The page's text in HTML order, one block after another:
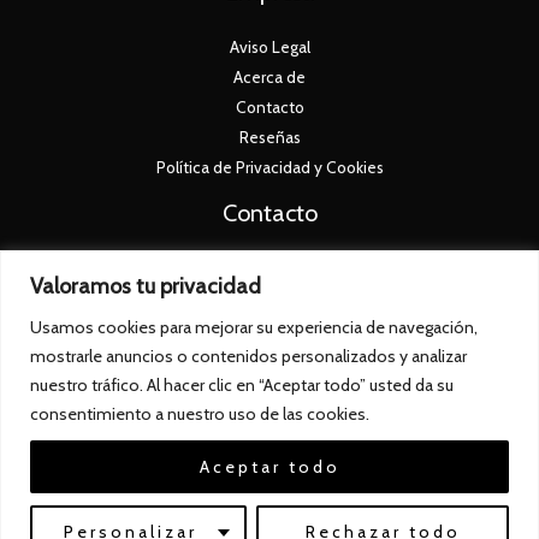
Valoramos tu privacidad
Usamos cookies para mejorar su experiencia de navegación,
mostrarle anuncios o contenidos personalizados y analizar
nuestro tráfico. Al hacer clic en “Aceptar todo” usted da su
consentimiento a nuestro uso de las cookies.
Personalizar Rechazar todo
Aceptar todo
Aviso Legal
Acerca de
Contacto
Reseñas
Política de Privacidad y Cookies
Contacto
+34 673 26 73 90
Av. de la Paz, 12, 06200 Almendralejo, Badajoz
© 2026 | Jamon Exclusive
Web creada por
Proemote.es